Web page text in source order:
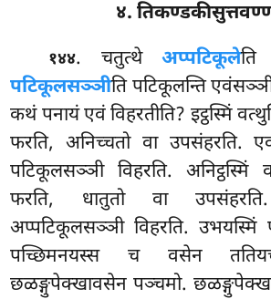
४.
१४४. चतुत्थेअप्पटिकूलेति
पटिकूलसञ्ञीति पटिकूलन्ति
कथं पनायं एवं विहरतीति? इट्ठस्मिं
फरति, अनिच्चतो वा उपसंहरति.
पटिकूलसञ्ञी विहरति. अनिट्ठस्मिं
फरति, धातुतो वा
अप्पटिकूलसञ्ञी विहरति.
पच्छिमनयस्स च वसेन
छळङ्गुपेक्खावसेन पञ्चमो.